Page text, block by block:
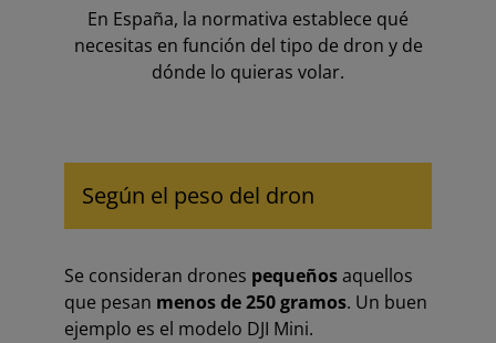
En España, la normativa establece qué
necesitas en función del tipo de dron y de
dónde lo quieras volar.
Según el peso del dron
Se consideran drones pequeñosaquellos
que pesan menos de 250 gramos. Un buen
ejemplo es el modelo DJI Mini.